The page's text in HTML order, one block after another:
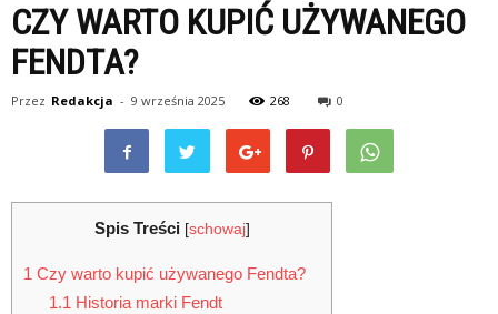
CZY WARTO KUPIĆ UŻYWANEGO
FENDTA?
Przez Redakcja - 9 września 2025 268 0
Spis Treści [schowaj]
1 Czy warto kupić używanego Fendta?
1.1 Historia marki Fendt